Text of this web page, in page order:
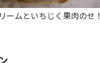
ームといちじく果肉のせ！